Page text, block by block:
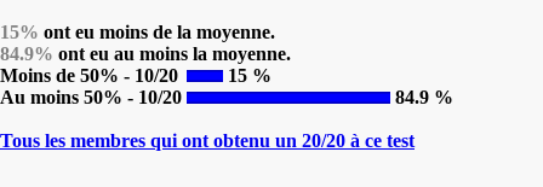
15% ont eu moins de la moyenne.
84.9% ont eu au moins la moyenne.
Moins de 50% - 10/20
15 %
Au moins 50% - 10/20
84.9 %
Tous les membres qui ont obtenu un 20/20 à ce test